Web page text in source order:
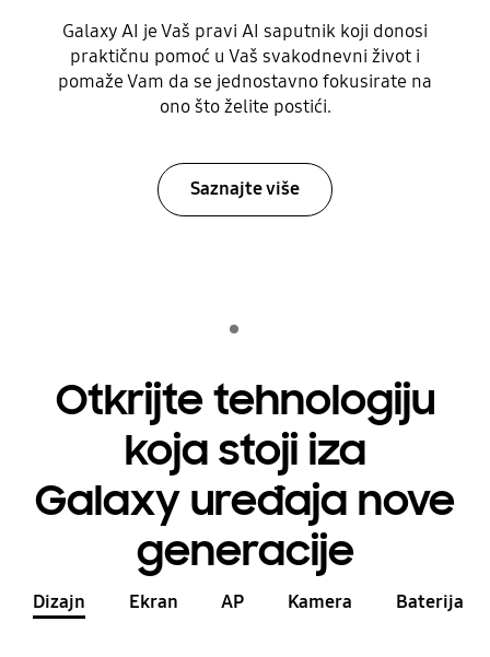
Galaxy AI je Vaš pravi AI saputnik koji donosi
praktičnu pomoć u Vaš svakodnevni život i
pomaže Vam da se jednostavno fokusirate na
ono što želite postići.
Saznajte više
Otkrijte tehnologiju
koja stoji iza
Galaxy uređaja nove
generacije
Dizajn Ekran AP Kamera Baterija